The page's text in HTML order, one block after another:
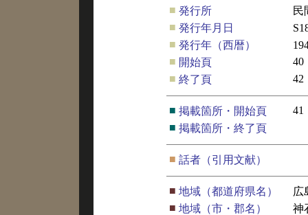
■ 発行所
民
■ 発行年月日
■ 発行年（西暦）
■ 開始頁
40
■ 終了頁 42
■ 掲載箇所・開始頁
41
■ 掲載箇所・終了頁
■ 話者（引用文献）
■ 地域（都道府県名）
広
■ 地域（市・郡名）
神